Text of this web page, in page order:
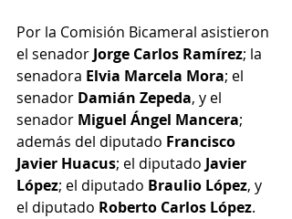
Por la Comisión Bicameral asistieron
el senador Jorge Carlos Ramírez; la
senadora Elvia Marcela Mora; el
senador Damián Zepeda, y el
senador Miguel Ángel Mancera;
además del diputado Francisco
Javier Huacus; el diputado Javier
López; el diputado Braulio López, y
el diputado Roberto Carlos López.